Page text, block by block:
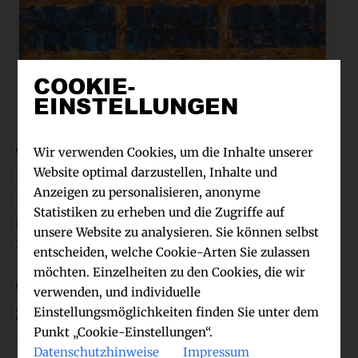
©iStock,tampatra,1044059008 2021
Wenn Sie wissen wollen, wie Ihr
Block tickt, werfen Sie einen
Blick auf die
mikrogeografischen
Segmentierungsdaten.
Wie Kontext und Sales
zusammenhängen
Dass Kontext, Marketing und Sales zusammen
COOKIE-
EINSTELLUNGEN
Wir verwenden Cookies, um die Inhalte unserer
Website optimal darzustellen, Inhalte und
Anzeigen zu personalisieren, anonyme
Statistiken zu erheben und die Zugriffe auf
unsere Website zu analysieren. Sie können selbst
entscheiden, welche Cookie-Arten Sie zulassen
möchten. Einzelheiten zu den Cookies, die wir
verwenden, und individuelle
Einstellungsmöglichkeiten finden Sie unter dem
Punkt „Cookie-Einstellungen“.
Datenschutzhinweise
Impressum